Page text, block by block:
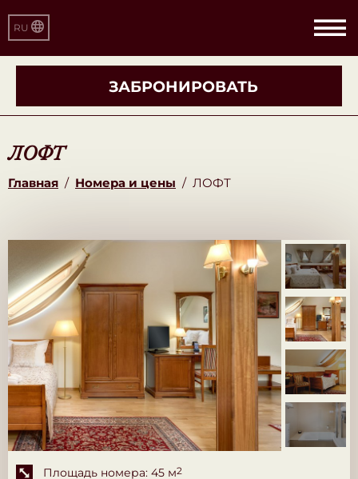
ЗАБРОНИРОВАТЬ
RU
ЛОФТ
Главная / Номера и цены / ЛОФТ
Площадь номера: 45 м2